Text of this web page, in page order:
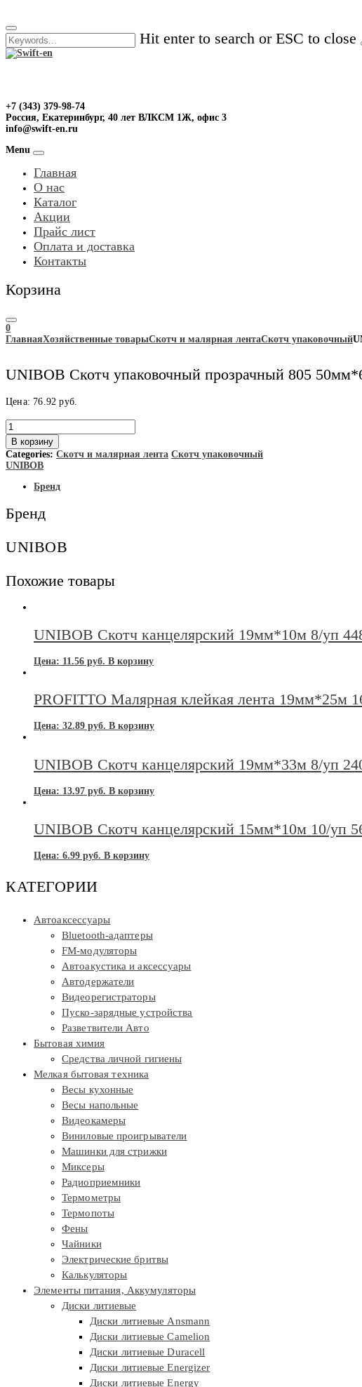
to
content
Hit enter to search or ESC to close
+7 (343) 379-98-74
Россия, Екатеринбург, 40 лет ВЛКСМ 1Ж, офис 3
info@swift-en.ru
Menu
Главная
О нас
Каталог
Акции
Прайс лист
Оплата и доставка
Контакты
Корзина
0
ГлавнаяХозяйственные товарыСкотч и малярная лентаСкотч упаковочный
UNIBOB Скотч упаковочный прозрачный 805
Цена: 76.92 руб.
Количество
товара
UNIBOB
Скотч
упаковочный
6/
уп
кор
В корзину
Categories: Скотч и малярная лента Скотч упаковочный
UNIBOB
Бренд
Бренд
UNIBOB
Похожие товары
UNIBOB Скотч канцелярский 19мм*10м 8/уп
Цена: 11.56 руб. В корзину
PROFITTO Малярная клейкая лента 19мм*25м
Цена: 32.89 руб. В корзину
UNIBOB Скотч канцелярский 19мм*33м 8/уп
Цена: 13.97 руб. В корзину
UNIBOB Скотч канцелярский 15мм*10м 10/уп
Цена: 6.99 руб. В корзину
КАТЕГОРИИ
Автоаксессуары
Bluetooth-адаптеры
FM-модуляторы
Автоакустика и аксессуары
Автодержатели
Видеорегистраторы
Пуско-зарядные устройства
Разветвители Авто
Бытовая химия
Средства личной гигиены
Мелкая бытовая техника
Весы кухонные
Весы напольные
Видеокамеры
Виниловые проигрыватели
Машинки для стрижки
Миксеры
Радиоприемники
Термометры
Термопоты
Фены
Чайники
Электрические бритвы
Калькуляторы
Элементы питания, Аккумуляторы
Диски литиевые
Диски литиевые Ansmann
Диски литиевые Camelion
Диски литиевые Duracell
Диски литиевые Energizer
Диски литиевые Energy